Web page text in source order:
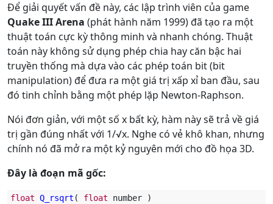
Để giải quyết vấn đề này, các lập trình viên của game
Quake III Arena (phát hành năm 1999) đã tạo ra một
thuật toán cực kỳ thông minh và nhanh chóng. Thuật
toán này không sử dụng phép chia hay căn bậc hai
truyền thống mà dựa vào các phép toán bit (bit
manipulation) để đưa ra một giá trị xấp xỉ ban đầu, sau
đó tinh chỉnh bằng một phép lặp Newton-Raphson.
Nói đơn giản, với một số x bất kỳ, hàm này sẽ trả về giá
trị gần đúng nhất với 1/√x. Nghe có vẻ khô khan, nhưng
chính nó đã mở ra một kỷ nguyên mới cho đồ họa 3D.
Đây là đoạn mã gốc:
float Q_rsqrt ( float number
)